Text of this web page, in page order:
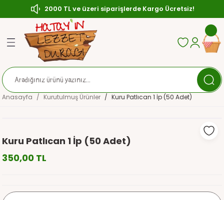
2000 TL ve üzeri siparişlerde Kargo Ücretsiz!
Geri Dön
Geri Dön
(Çerezlik) Zeytin
Geri Dön
Anasayfa Kurutulmuş Ürünler Kuru Patlıcan 1 İp (50 Adet)
Kuru Patlıcan 1 İp (50 Adet)
350,00 TL